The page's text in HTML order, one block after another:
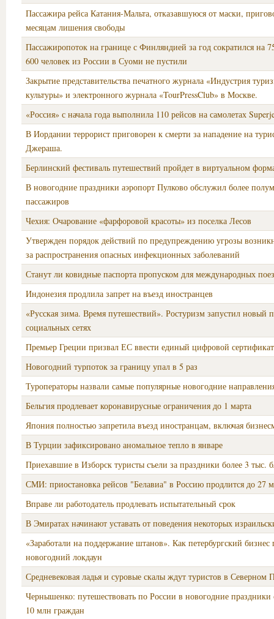
Пассажира рейса Катания-Мальта, отказавшуюся от маски,
месяцам лишения свободы
Пассажиропоток на границе с Финляндией за год сократился на
600 человек из России в Суоми не пустили
Закрытие представительства печатного журнала «Индустрия
культуры» и электронного журнала «TourPressClub» в Москве.
«Россия» с начала года выполнила 110 рейсов на самолетах
В Иордании террорист приговорен к смерти за нападение на
Джераша.
Берлинский фестиваль путешествий пройдет в виртуальном
В новогодние праздники аэропорт Пулково обслужил более
пассажиров
Чехия: Очарование «фарфоровой красоты» из поселка Лесов
Утвержден порядок действий по предупреждению угрозы
за распространения опасных инфекционных заболеваний
Станут ли ковидные паспорта пропуском для международных
Индонезия продлила запрет на въезд иностранцев
«Русская зима. Время путешествий». Ростуризм запустил новый
социальных сетях
Премьер Греции призвал ЕС ввести единый цифровой
Новогодний турпоток за границу упал в 5 раз
Туроператоры назвали самые популярные новогодние
Бельгия продлевает коронавирусные ограничения до 1 марта
Япония полностью запретила въезд иностранцам, включая
В Турции зафиксировано аномальное тепло в январе
Приехавшие в Изборск туристы съели за праздники более 3 тыс.
СМИ: приостановка рейсов "Белавиа" в Россию продлится до 27
Вправе ли работодатель продлевать испытательный срок
В Эмиратах начинают уставать от поведения некоторых
«Заработали на поддержание штанов». Как петербургский бизнес
новогодний локдаун
Средневековая ладья и суровые скалы ждут туристов в Северном
Чернышенко: путешествовать по России в новогодние праздники
10 млн граждан